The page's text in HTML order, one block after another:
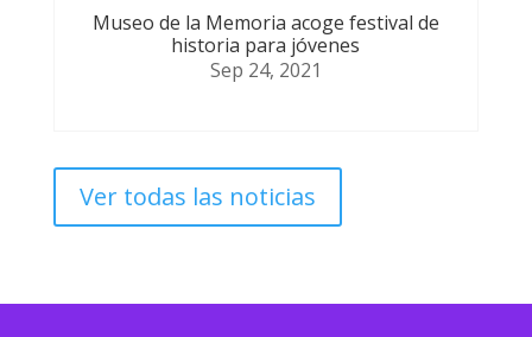
Museo de la Memoria acoge festival de
historia para jóvenes
Sep 24, 2021
Ver todas las noticias